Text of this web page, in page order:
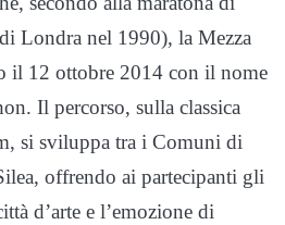
Londra nel 1990), la Mezza
il 12 ottobre 2014 con il nome
Il percorso, sulla classica
si sviluppa tra i Comuni di
offrendo ai partecipanti gli
d’arte e l’emozione di